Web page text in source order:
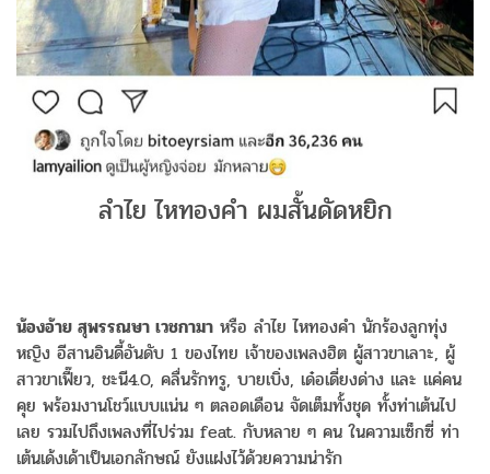
ลำไย ไหทองคำ ผมสั้นดัดหยิก
น้องอ้าย สุพรรณษา เวชกามา หรือ ลำไย ไหทองคำ นักร้องลูกทุ่ง
หญิง อีสานอินดี้อันดับ 1 ของไทย เจ้าของเพลงฮิต ผู้สาวขาเลาะ, ผู้
สาวขาเฟี๊ยว, ชะนี4.0, คลื่นรักทรู, บายเบิ่ง, เด๋อเดี่ยงด่าง และ แค่คน
คุย พร้อมงานโชว์แบบแน่น ๆ ตลอดเดือน จัดเต็มทั้งชุด ทั้งท่าเต้นไป
เลย รวมไปถึงเพลงที่ไปร่วม feat. กับหลาย ๆ คน ในความเซ็กซี่ ท่า
เต้นเด้งเด้าเป็นเอกลักษณ์ ยังแฝงไว้ด้วยความน่ารัก